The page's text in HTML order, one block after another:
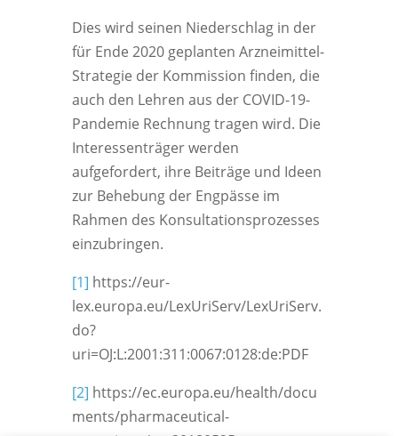
Dies wird seinen Niederschlag in der
für Ende 2020 geplanten Arzneimittel-
Strategie der Kommission finden, die
auch den Lehren aus der COVID-19-
Pandemie Rechnung tragen wird. Die
Interessenträger werden
aufgefordert, ihre Beiträge und Ideen
zur Behebung der Engpässe im
Rahmen des Konsultationsprozesses
einzubringen.
[1] https://eur-
lex.europa.eu/LexUriServ/LexUriServ.
do?
uri=OJ:L:2001:311:0067:0128:de:PDF
[2] https://ec.europa.eu/health/docu
ments/pharmaceutical-